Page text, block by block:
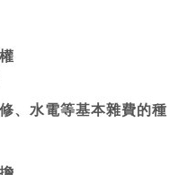
、水電等基本雜費的種